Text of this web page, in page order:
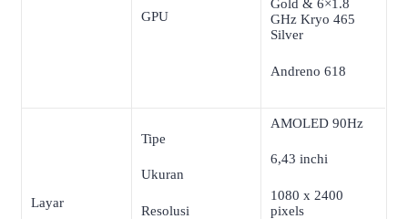
GPU
Gold & 6×1.8
GHz Kryo 465
Silver
Andreno 618
Layar
Tipe
Ukuran
Resolusi
AMOLED 90Hz
6,43 inchi
1080 x 2400
pixels